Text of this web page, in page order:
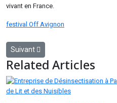
vivant en France.
festival Off Avignon
Article suivant : Comment
Suivant
Related Articles